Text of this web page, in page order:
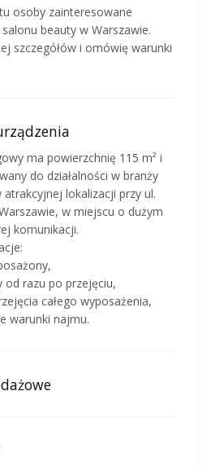
osoby zainteresowane
beauty w Warszawie.
szczegółów i omówię warunki
ma powierzchnię 115 m² i
do działalności w branży
lokalizacji przy ul.
w miejscu o dużym
komunikacji.
od razu po przejęciu,
całego wyposażenia,
warunki najmu.